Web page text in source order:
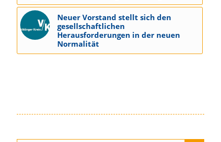
Neuer Vorstand stellt sich den
gesellschaftlichen
Herausforderungen in der neuen
Normalität